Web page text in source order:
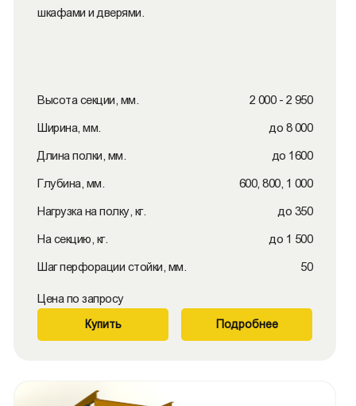
шкафами и дверями.
Высота секции, мм. 2 000 - 2 950
Ширина, мм. до 8 000
Длина полки, мм. до 1600
Глубина, мм. 600, 800, 1 000
Нагрузка на полку, кг. до 350
На секцию, кг. до 1 500
Шаг перфорации стойки, мм. 50
Цена по запросу
Купить Подробнее